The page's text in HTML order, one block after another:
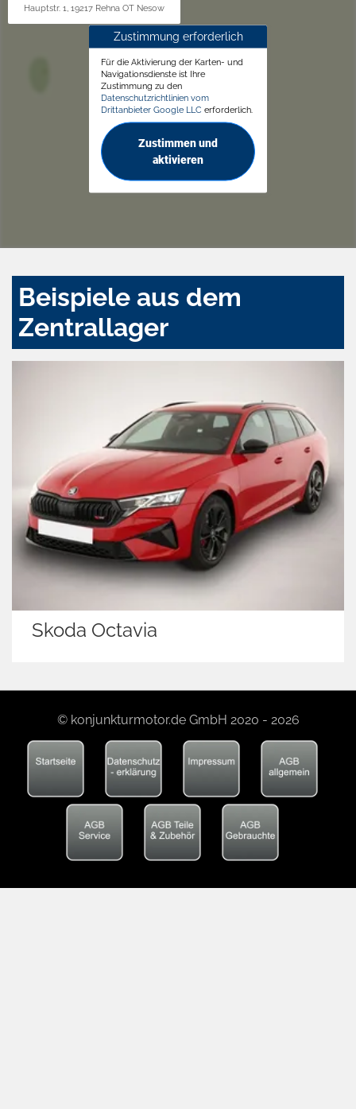
Hauptstr. 1, 19217 Rehna OT Nesow
Zustimmung erforderlich
Für die Aktivierung der Karten- und
Navigationsdienste ist Ihre
Zustimmung zu den
Datenschutzrichtlinien vom
Drittanbieter Google LLC erforderlich.
Zustimmen und
aktivieren
Beispiele aus dem
Zentrallager
Skoda Octavia
© konjunkturmotor.de GmbH 2020 - 2026